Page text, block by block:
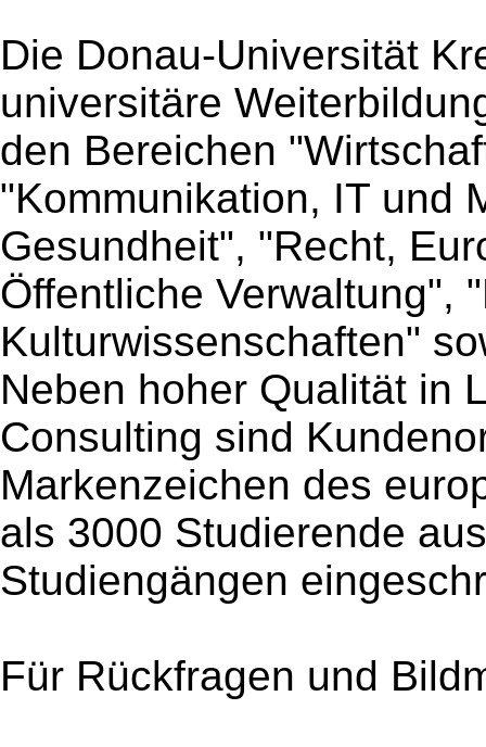
Die Donau-Universität
universitäre
den Bereichen
"Kommunikation, IT und
Gesundheit", "Recht,
Öffentliche Verwaltung",
Kulturwissenschaften"
Neben hoher Qualität in
Consulting sind
Markenzeichen des
als 3000 Studierende
Studiengängen
Für Rückfragen und